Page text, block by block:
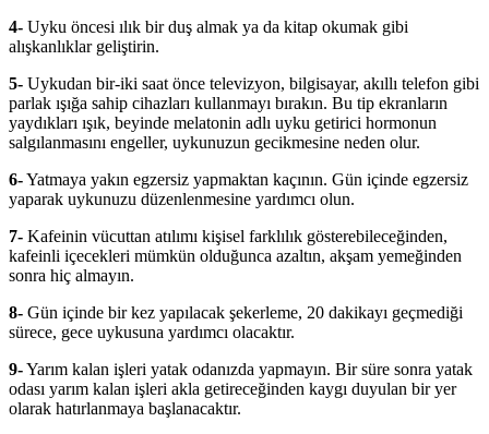
4- Uyku öncesi ılık bir duş almak ya da kitap okumak gibi
alışkanlıklar geliştirin.
5- Uykudan bir-iki saat önce televizyon, bilgisayar, akıllı telefon gibi
parlak ışığa sahip cihazları kullanmayı bırakın. Bu tip ekranların
yaydıkları ışık, beyinde melatonin adlı uyku getirici hormonun
salgılanmasını engeller, uykunuzun gecikmesine neden olur.
6-Yatmaya yakın egzersiz yapmaktan kaçının. Gün içinde egzersiz
yaparak uykunuzu düzenlenmesine yardımcı olun.
7- Kafeinin vücuttan atılımı kişisel farklılık gösterebileceğinden,
kafeinli içecekleri mümkün olduğunca azaltın, akşam yemeğinden
sonra hiç almayın.
8- Gün içinde bir kez yapılacak şekerleme, 20 dakikayı geçmediği
sürece, gece uykusuna yardımcı olacaktır.
9-Yarım kalan işleri yatak odanızda yapmayın. Bir süre sonra yatak
odası yarım kalan işleri akla getireceğinden kaygı duyulan bir yer
olarak hatırlanmaya başlanacaktır.